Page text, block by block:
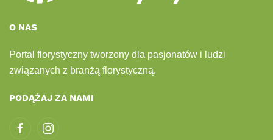
O NAS
Portal florystyczny tworzony dla pasjonatów i ludzi
związanych z branżą florystyczną.
PODĄŻAJ ZA NAMI